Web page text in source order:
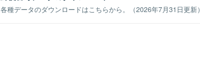
各種データのダウンロードはこちらから。（2026年7月31日更新）